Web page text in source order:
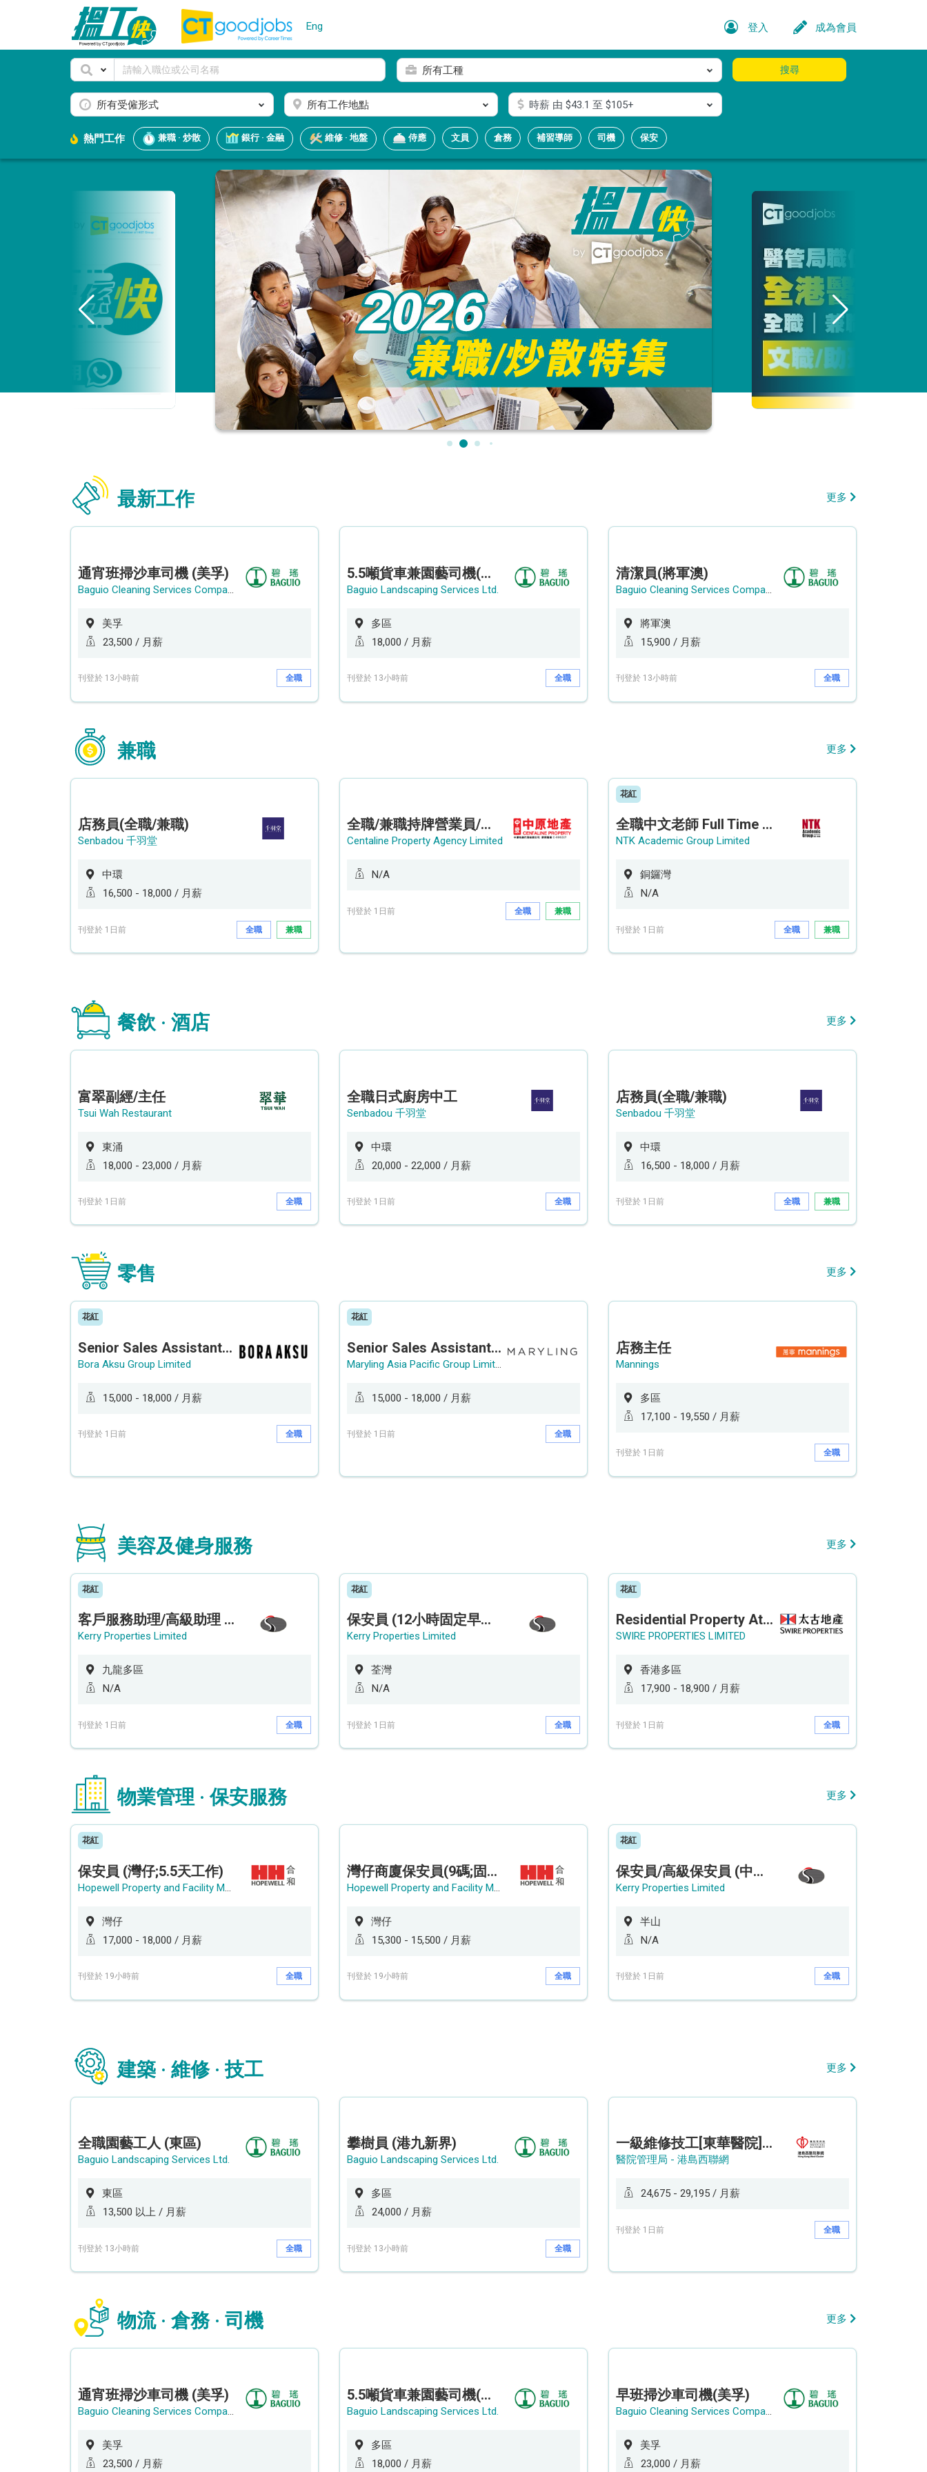
Eng 登入 成為會員
所有工種
所有受僱形式 所有工作地點 時薪由 $43.1 至 $105+
搜尋
熱門工作 兼職 · 炒散 銀行 · 金融 維修 · 地盤 侍應 文員 倉務 補習導師 司機 保安
最新工作 更多
通宵班掃沙車司機 (美孚)
Baguio Cleaning Services Company Limited
美孚
23,500 / 月薪
刊登於 13小時前 全職
5.5噸貨車兼園藝司機(港九新界)
Baguio Landscaping Services Ltd.
多區
18,000 / 月薪
刊登於 13小時前 全職
清潔員(將軍澳)
Baguio Cleaning Services Company Limited
將軍澳
15,900 / 月薪
刊登於 13小時前 全職
兼職 更多
店務員(全職/兼職)
Senbadou 千羽堂
中環
16,500 - 18,000 / 月薪
刊登於 1日前 全職 兼職
全職/兼職持牌營業員/持牌地產代理 (貝沙灣/薄扶林/山頂南)
Centaline Property Agency Limited
N/A
刊登於 1日前 全職 兼職
花紅
全職中文老師 Full Time Chinese Teacher
NTK Academic Group Limited
銅鑼灣
N/A
刊登於 1日前 全職 兼職
餐飲 · 酒店 更多
富翠副經/主任
Tsui Wah Restaurant
東涌
18,000 - 23,000 / 月薪
刊登於 1日前 全職
全職日式廚房中工
Senbadou 千羽堂
中環
20,000 - 22,000 / 月薪
刊登於 1日前 全職
店務員(全職/兼職)
Senbadou 千羽堂
中環
16,500 - 18,000 / 月薪
刊登於 1日前 全職 兼職
零售 更多
花紅
Senior Sales Assistant 資深銷售員 / Sales Assistant 銷售員
Bora Aksu Group Limited
15,000 - 18,000 / 月薪
刊登於 1日前 全職
花紅
Senior Sales Assistant 資深銷售員 / Sales Assistant 銷售員
Maryling Asia Pacific Group Limited
15,000 - 18,000 / 月薪
刊登於 1日前 全職
店務主任
Mannings
多區
17,100 - 19,550 / 月薪
刊登於 1日前 全職
美容及健身服務 更多
花紅
客戶服務助理/高級助理 (何文田住宅)
Kerry Properties Limited
九龍多區
N/A
刊登於 1日前 全職
花紅
保安員 (12小時固定早更/夜更) (荃灣深井住宅|設穿梭巴士)
Kerry Properties Limited
荃灣
N/A
刊登於 1日前 全職
花紅
Residential Property Attendant 住宅物業管理員
SWIRE PROPERTIES LIMITED
香港多區
17,900 - 18,900 / 月薪
刊登於 1日前 全職
物業管理 · 保安服務 更多
花紅
保安員 (灣仔;5.5天工作)
Hopewell Property and Facility Management Ltd. 合和物業及設施管理有限公司
灣仔
17,000 - 18,000 / 月薪
刊登於 19小時前 全職
灣仔商廈保安員(9碼;固定中班)
Hopewell Property and Facility Management Ltd. 合和物業及設施管理有限公司
灣仔
15,300 - 15,500 / 月薪
刊登於 19小時前 全職
花紅
保安員/高級保安員 (中環半山住宅 - 9/12小時)
Kerry Properties Limited
半山
N/A
刊登於 1日前 全職
建築 · 維修 · 技工 更多
全職園藝工人 (東區)
Baguio Landscaping Services Ltd.
東區
13,500 以上 / 月薪
刊登於 13小時前 全職
攀樹員 (港九新界)
Baguio Landscaping Services Ltd.
多區
24,000 / 月薪
刊登於 13小時前 全職
一級維修技工[東華醫院] - (參考編號: HKIC202608103)
醫院管理局 - 港島西聯網
24,675 - 29,195 / 月薪
刊登於 1日前 全職
物流 · 倉務 · 司機 更多
通宵班掃沙車司機 (美孚)
Baguio Cleaning Services Company Limited
美孚
23,500 / 月薪
5.5噸貨車兼園藝司機(港九新界)
Baguio Landscaping Services Ltd.
多區
18,000 / 月薪
早班掃沙車司機(美孚)
Baguio Cleaning Services Company Limited
美孚
23,000 / 月薪